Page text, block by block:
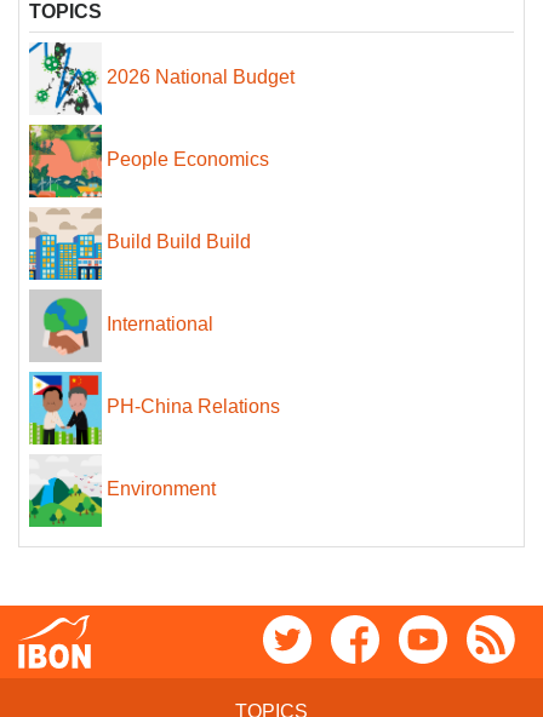
TOPICS
2026 National Budget
People Economics
Build Build Build
International
PH-China Relations
Environment
TOPICS